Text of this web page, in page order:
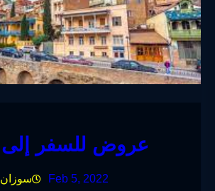
عروض للسفر إلى
Feb 5, 2022